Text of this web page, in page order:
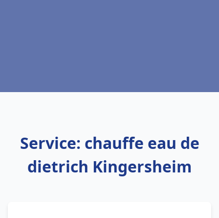
Service: chauffe eau de
dietrich Kingersheim